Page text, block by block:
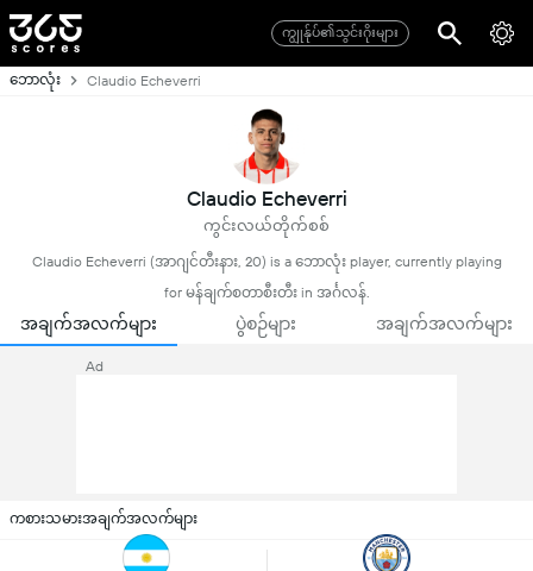
ကျွုန်ုပ်၏သွင်းဂိုးများ
ဘောလုံး Claudio Echeverri
Claudio Echeverri
ကွင်းလယ်တိုက်စစ်
Claudio Echeverri (အာဂျင်တီးနား, 20) is a ဘောလုံး player, currently playing
for မန်ချက်စတာစီးတီး in အင်္ဂလန်.
အချက်အလက်များ ပွဲစဉ်များ အချက်အလက်များ
Ad
ကစားသမားအချက်အလက်များ